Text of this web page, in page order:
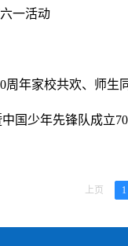
一活动
年家校共欢、师生
国少年先锋队成立70
上页 1